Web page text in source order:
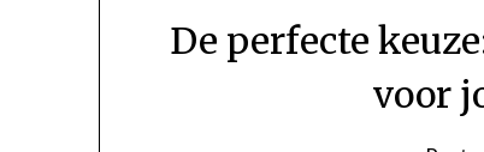
De perfecte
voor